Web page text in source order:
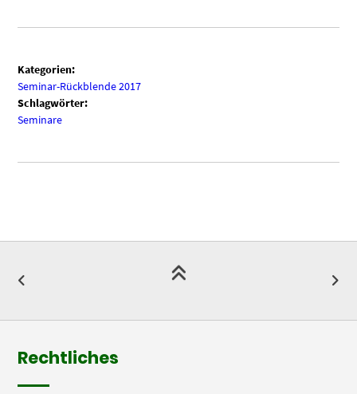
Kategorien:
Seminar-Rückblende 2017
Schlagwörter:
Seminare
Rechtliches